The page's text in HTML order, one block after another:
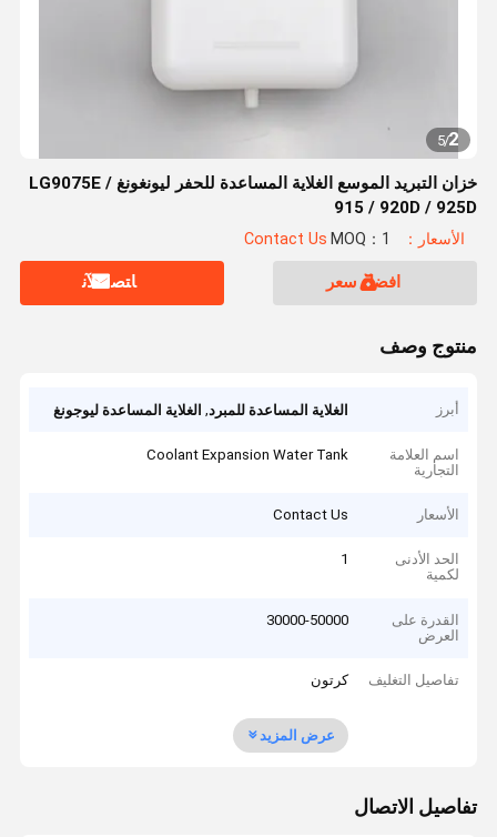
2
/
5
خزان التبريد الموسع الغلاية المساعدة للحفر ليونغونغ LG9075E /
915 / 920D / 925D
الأسعار：Contact Us MOQ：1
افضل سعر ﺎﺘﺼﻟ ﺍﻶﻧ
منتوج وصف
أبرز الغلاية المساعدة للمبرد, الغلاية المساعدة ليوجونغ
اسم العلامة
التجارية
Coolant Expansion Water Tank
الأسعار Contact Us
الحد الأدنى
لكمية
1
القدرة على
العرض
30000-50000
تفاصيل التغليف كرتون
عرض المزيد
تفاصيل الاتصال